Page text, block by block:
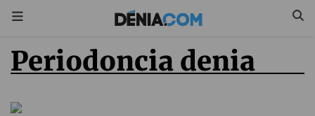
periodoncia denia